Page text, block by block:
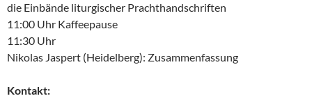
die Einbände liturgischer Prachthandschriften
11:00 Uhr Kaffeepause
11:30 Uhr
Nikolas Jaspert (Heidelberg): Zusammenfassung
Kontakt: